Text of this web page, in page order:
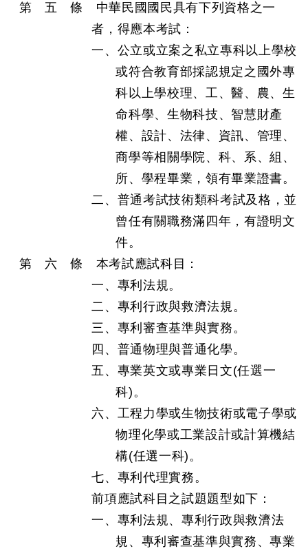
第 五 條 中華民國國民具有下列資格之一
者，得應本考試：
一、公立或立案之私立專科以上學校
或符合教育部採認規定之國外專
科以上學校理、工、醫、農、生
命科學、生物科技、智慧財產
權、設計、法律、資訊、管理、
商學等相關學院、科、系、組、
所、學程畢業，領有畢業證書。
二、普通考試技術類科考試及格，並
曾任有關職務滿四年，有證明文
件。
第 六 條 本考試應試科目：
一、專利法規。
二、專利行政與救濟法規。
三、專利審查基準與實務。
四、普通物理與普通化學。
五、專業英文或專業日文(任選一
科)。
六、工程力學或生物技術或電子學或
物理化學或工業設計或計算機結
構(任選一科)。
七、專利代理實務。
前項應試科目之試題題型如下：
一、專利法規、專利行政與救濟法
規、專利審查基準與實務、專業